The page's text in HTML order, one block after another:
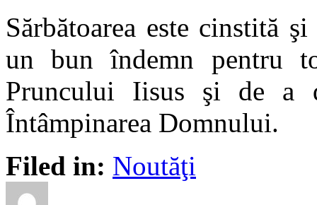
Sărbătoarea este cinstită
un bun îndemn pentru
Pruncului Iisus şi de a
Întâmpinarea Domnului.
Filed in: Noutăţi